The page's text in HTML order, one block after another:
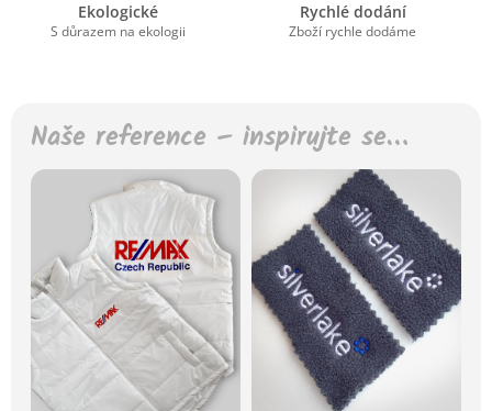
Ekologické
S důrazem na ekologii
Rychlé dodání
Zboží rychle dodáme
Naše reference – inspirujte se…